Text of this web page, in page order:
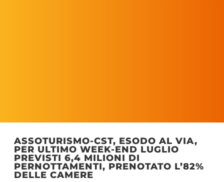
ASSOTURISMO-CST, ESODO AL VIA,
PER ULTIMO WEEK-END LUGLIO
PREVISTI 6,4 MILIONI DI
PERNOTTAMENTI, PRENOTATO L’82%
DELLE CAMERE